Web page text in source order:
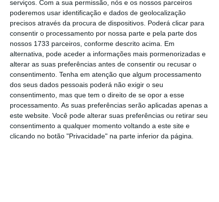
serviços. Com a sua permissão, nós e os nossos parceiros
poderemos usar identificação e dados de geolocalização
precisos através da procura de dispositivos. Poderá clicar para
consentir o processamento por nossa parte e pela parte dos
nossos 1733 parceiros, conforme descrito acima. Em
alternativa, pode aceder a informações mais pormenorizadas e
alterar as suas preferências antes de consentir ou recusar o
consentimento. Tenha em atenção que algum processamento
dos seus dados pessoais poderá não exigir o seu
consentimento, mas que tem o direito de se opor a esse
processamento. As suas preferências serão aplicadas apenas a
este website. Você pode alterar suas preferências ou retirar seu
consentimento a qualquer momento voltando a este site e
clicando no botão "Privacidade" na parte inferior da página.
Os mercados não vêem o mesmo que Costa.
Porquê?
Ler Mais
Sobre obanco de transiçãoque resultou da
resolução aplicada ao BES, cujo processo
balanceia entre uma venda por valores
baixos e uma nacionalização, o último aviso
da Fitch foi claro: “Um novo problema no